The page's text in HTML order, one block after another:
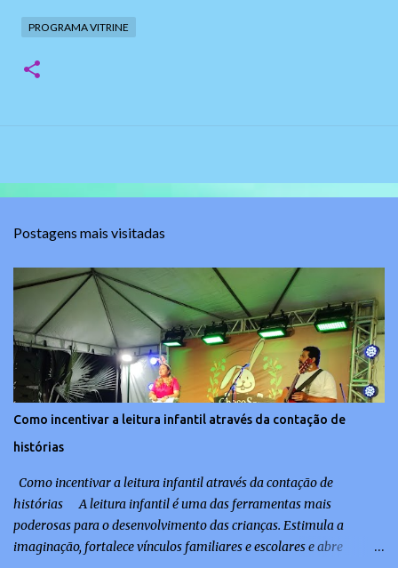
PROGRAMA VITRINE
Postagens mais visitadas
Como incentivar a leitura infantil através da contação de
histórias
Como incentivar a leitura infantil através da contação de
histórias A leitura infantil é uma das ferramentas mais
poderosas para o desenvolvimento das crianças. Estimula a
imaginação, fortalece vínculos familiares e escolares e abre